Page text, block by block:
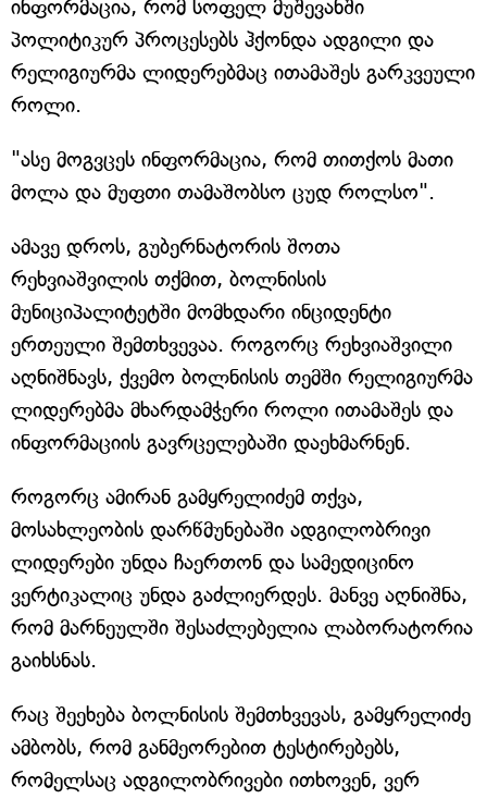
ინფორმაცია, რომ სოფელ მუშევანში
პოლიტიკურ პროცესებს ჰქონდა ადგილი და
რელიგიურმა ლიდერებმაც ითამაშეს გარკვეული
როლი.
"ასე მოგვცეს ინფორმაცია, რომ თითქოს მათი
მოლა და მუფთი თამაშობსო ცუდ როლსო".
ამავე დროს, გუბერნატორის შოთა
რეხვიაშვილის თქმით, ბოლნისის
მუნიციპალიტეტში მომხდარი ინციდენტი
ერთეული შემთხვევაა. როგორც რეხვიაშვილი
აღნიშნავს, ქვემო ბოლნისის თემში რელიგიურმა
ლიდერებმა მხარდამჭერი როლი ითამაშეს და
ინფორმაციის გავრცელებაში დაეხმარნენ.
როგორც ამირან გამყრელიძემ თქვა,
მოსახლეობის დარწმუნებაში ადგილობრივი
ლიდერები უნდა ჩაერთონ და სამედიცინო
ვერტიკალიც უნდა გაძლიერდეს. მანვე აღნიშნა,
რომ მარნეულში შესაძლებელია ლაბორატორია
გაიხსნას.
რაც შეეხება ბოლნისის შემთხვევას, გამყრელიძე
ამბობს, რომ განმეორებით ტესტირებებს,
რომელსაც ადგილობრივები ითხოვენ, ვერ